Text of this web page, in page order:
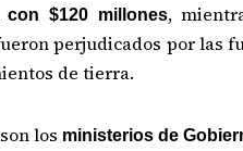
con $120 millones,
perjudicados por las
de tierra.
los ministerios de